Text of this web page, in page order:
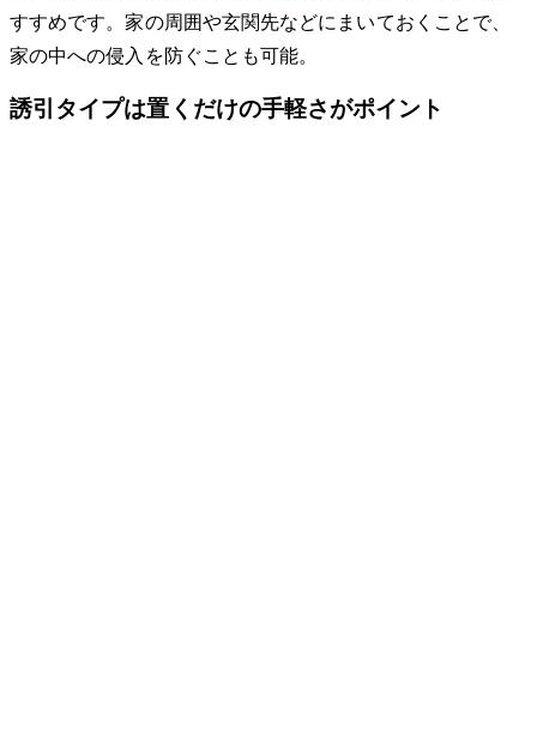
すすめです。家の周囲や玄関先などにまいておくことで、
家の中への侵入を防ぐことも可能。
誘引タイプは置くだけの手軽さがポイント